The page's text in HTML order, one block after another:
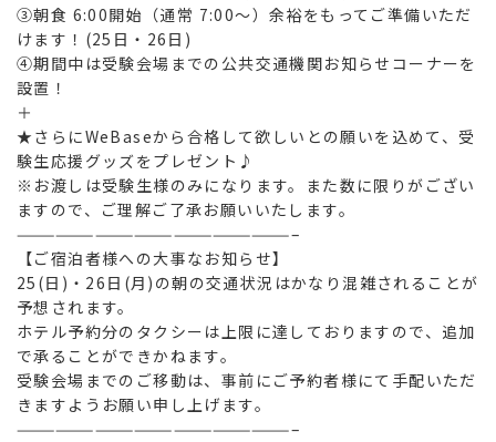
③朝食 6:00開始（通常 7:00〜）余裕をもってご準備いただ
けます！(25日・26日)
④期間中は受験会場までの公共交通機関お知らせコーナーを
設置！
＋
★さらにWeBaseから合格して欲しいとの願いを込めて、受
験生応援グッズをプレゼント♪
※お渡しは受験生様のみになります。また数に限りがござい
ますので、ご理解ご了承お願いいたします。
—————————————————————–
【ご宿泊者様への大事なお知らせ】
25(日)・26日(月)の朝の交通状況はかなり混雑されることが
予想されます。
ホテル予約分のタクシーは上限に達しておりますので、追加
で承ることができかねます。
受験会場までのご移動は、事前にご予約者様にて手配いただ
きますようお願い申し上げます。
—————————————————————–